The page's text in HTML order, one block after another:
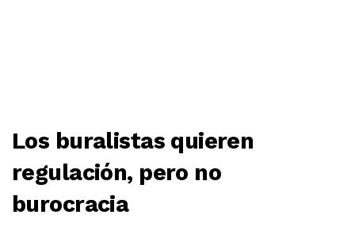
Los buralistas quieren
regulación, pero no
burocracia